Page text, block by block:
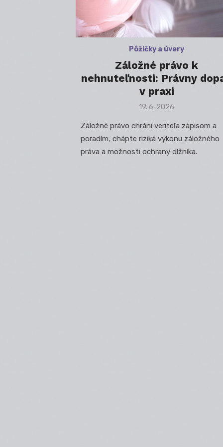
Pôžičky a úvery
Záložné právo k
nehnuteľnosti: Právny
v praxi
Posted
19. 6. 2026
Záložné právo chráni veriteľa zápisom a
poradím; chápte riziká výkonu záložného
práva a možnosti ochrany dlžníka.